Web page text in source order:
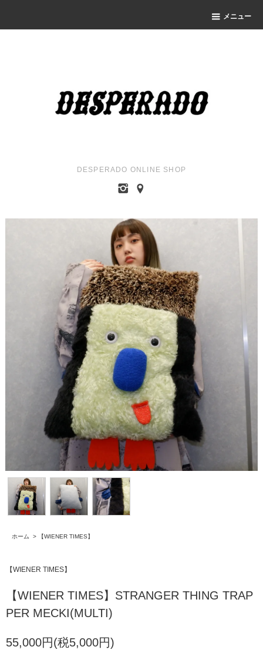
メニュー
DESPERADO ONLINE SHOP
ホーム > 【WIENER TIMES】
【WIENER TIMES】
【WIENER TIMES】STRANGER THING TRAP
PER MECKI(MULTI)
55,000円(税5,000円)